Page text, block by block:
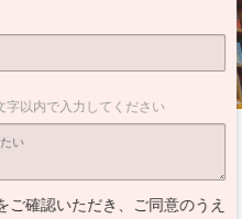
力書店
ットワーク。創立
書店様との信頼の
字以内で入力してください
ご確認いただき、ご同意のうえ